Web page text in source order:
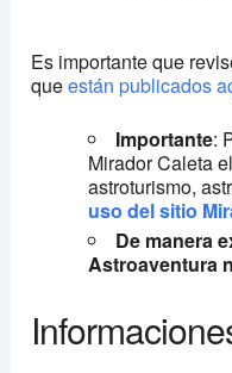
Es importante que
queestán publicados
Importante:
Mirador Caleta
astroturismo,
uso del sitio
De manera
Astroaventura